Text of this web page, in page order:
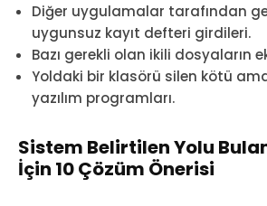
Diğer uygulamalar tarafından
uygunsuz kayıt defteri girdileri.
Bazı gerekli olan ikili dosyaların
Yoldaki bir klasörü silen kötü
yazılım programları.
Sistem Belirtilen Yolu
İçin 10 Çözüm Önerisi